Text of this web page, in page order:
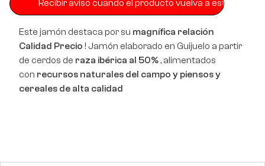
Este jamón destaca por su magnífica relación
Calidad Precio ! Jamón elaborado en Guijuelo a partir
de cerdos de raza ibérica al 50%, alimentados
con recursos naturales del campo y piensos y
cereales de alta calidad